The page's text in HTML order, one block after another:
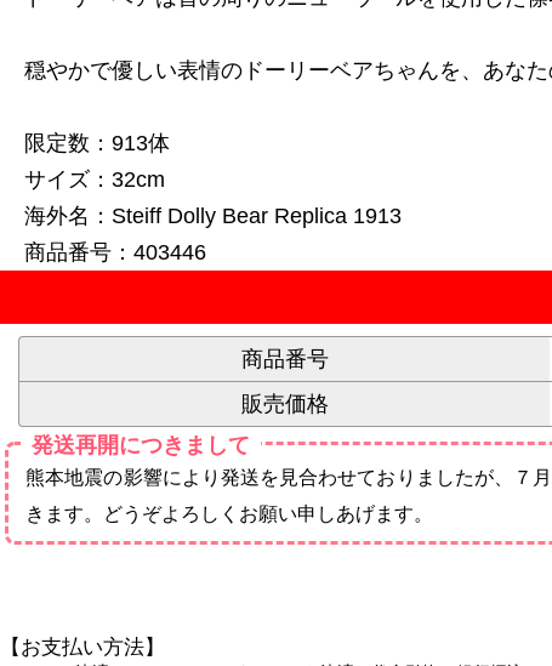
穏やかで優しい表情のドーリーベアちゃんを、あな
限定数：913体
サイズ：32cm
海外名：Steiff Dolly Bear Replica 1913
商品番号：403446
商品番号
販売価格
発送再開につきまして
熊本地震の影響により発送を見合わせておりましたが、７
きます。どうぞよろしくお願い申しあげます。
【お支払い方法】